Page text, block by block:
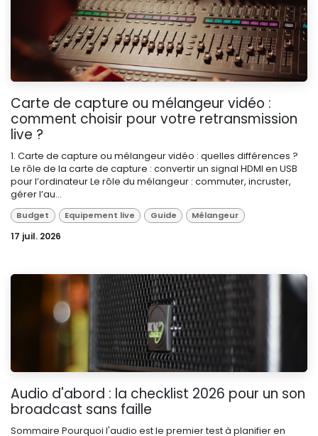
Carte de capture ou mélangeur vidéo :
comment choisir pour votre retransmission
live ?
1. Carte de capture ou mélangeur vidéo : quelles différences ?
Le rôle de la carte de capture : convertir un signal HDMI en USB
pour l’ordinateur Le rôle du mélangeur : commuter, incruster,
gérer l’au...
Budget Equipement live Guide Mélangeur
17 juil. 2026
Audio d'abord : la checklist 2026 pour un son
broadcast sans faille
Sommaire Pourquoi l'audio est le premier test à planifier en